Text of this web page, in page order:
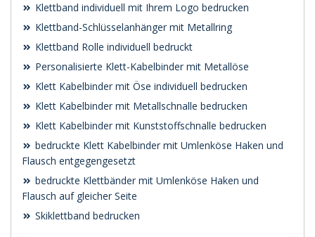
Klettband individuell mit Ihrem Logo bedrucken
Klettband-Schlüsselanhänger mit Metallring
Klettband Rolle individuell bedruckt
Personalisierte Klett-Kabelbinder mit Metallöse
Klett Kabelbinder mit Öse individuell bedrucken
Klett Kabelbinder mit Metallschnalle bedrucken
Klett Kabelbinder mit Kunststoffschnalle bedrucken
bedruckte Klett Kabelbinder mit Umlenköse Haken und
Flausch entgegengesetzt
bedruckte Klettbänder mit Umlenköse Haken und
Flausch auf gleicher Seite
Skiklettband bedrucken